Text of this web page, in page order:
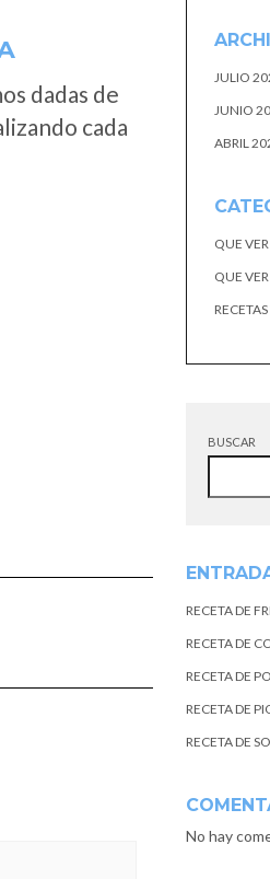
dadas de
cada
JULIO
JUNIO
ABRIL
QUE
QUE
BUSCAR
RECETA DE
RECETA DE
RECETA DE
RECETA DE
RECETA DE
No hay